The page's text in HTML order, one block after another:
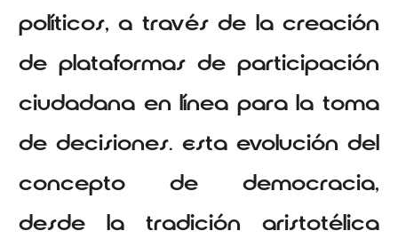
políticos, a través de la creación
de plataformas de participación
ciudadana en línea para la toma
de decisiones. Esta evolución del
concepto de democracia,
desde la tradición aristotélica